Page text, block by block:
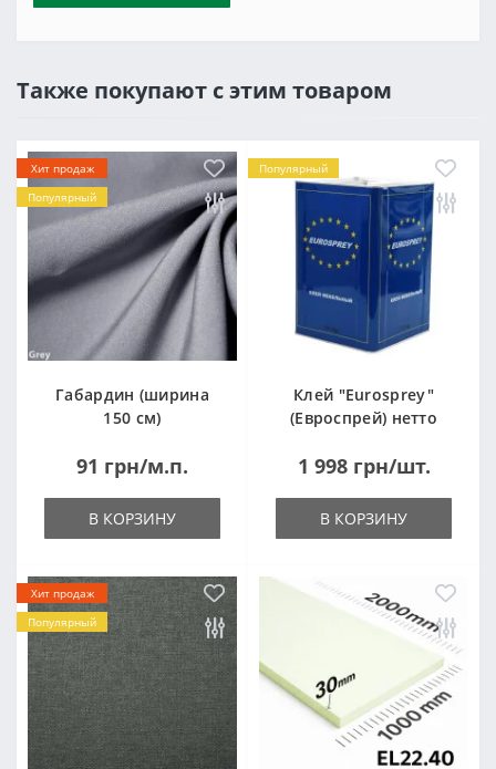
Также покупают с этим товаром
Хит продаж
Популярный
Габардин (ширина
150 см)
91 грн/м.п.
В КОРЗИНУ
Популярный
Клей "Eurosprey"
(Евроспрей) нетто
1 998 грн/шт.
В КОРЗИНУ
Хит продаж
Популярный